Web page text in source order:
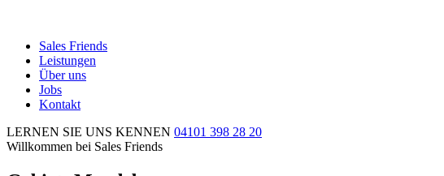
Sales Friends
Leistungen
Über uns
Jobs
Kontakt
LERNEN SIE UNS KENNEN 04101 398 28 20
Willkommen bei Sales Friends